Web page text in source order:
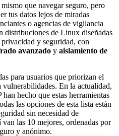
que navegar seguro, pero
tus datos lejos de miradas
o agencias de vigilancia
distribuciones de Linux diseñadas
y seguridad, con
avanzado y aislamiento de
para usuarios que priorizan el
En la actualidad,
hecho que estas herramientas
las opciones de esta lista están
sin necesidad de
las 10 mejores, ordenadas por
y anónimo.